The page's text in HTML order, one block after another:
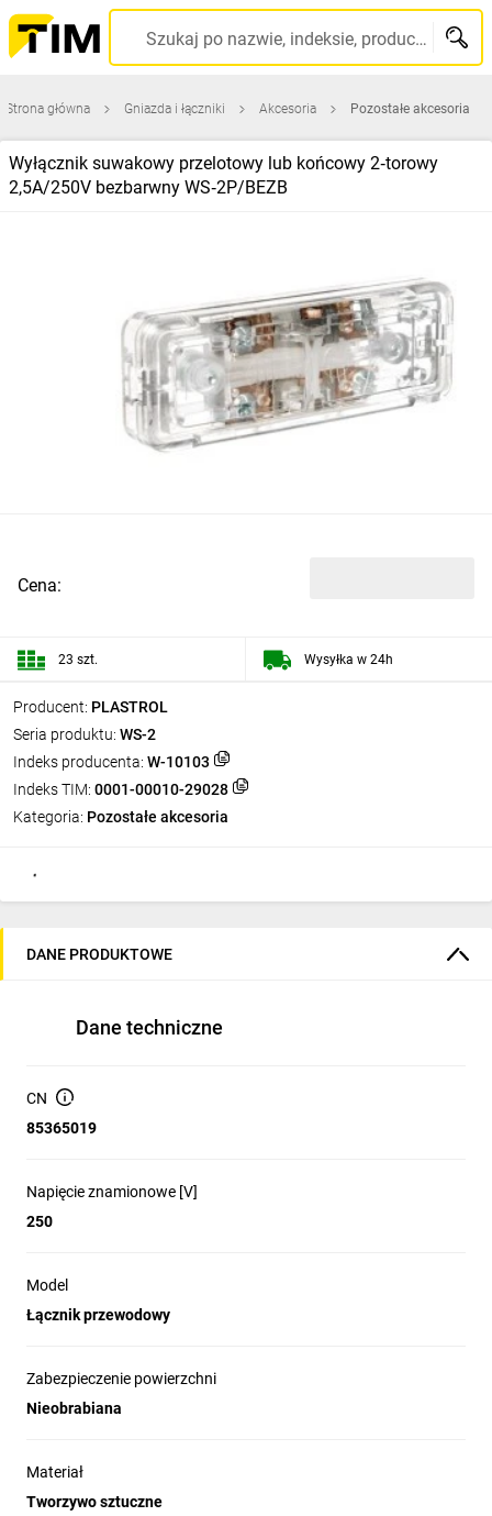
Szukaj po nazwie, indeksie, producencie, kodzie kreskowym...
Strona główna Gniazda i łączniki Akcesoria Pozostałe akcesoria
Wyłącznik suwakowy przelotowy lub końcowy 2‑torowy
2,5A/250V bezbarwny WS‑2P/BEZB
Producent: PLASTROL
Seria produktu: WS-2
Indeks producenta: W-10103
Indeks TIM: 0001-00010-29028
Kategoria: Pozostałe akcesoria
Cena:
23 szt. Wysyłka w 24h
DANE PRODUKTOWE
Dane techniczne
CN
85365019
Napięcie znamionowe [V]
250
Model
Łącznik przewodowy
Zabezpieczenie powierzchni
Nieobrabiana
Materiał
Tworzywo sztuczne